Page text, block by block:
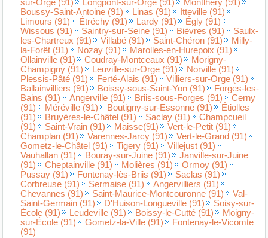
sur-Orge (91)
Longpont-sur-Orge (91)
Montlhéry (91)
Boussy-Saint-Antoine (91)
Linas (91)
Itteville (91)
Limours (91)
Étréchy (91) Lardy (91)
Égly (91)
Wissous (91)
Saintry-sur-Seine (91) Bièvres (91)
Saulx-
les-Chartreux (91)
Villabé (91) Saint-Chéron (91)
Milly-
la-Forêt (91)
Nozay (91)
Marolles-en-Hurepoix (91)
Ollainville (91)
Coudray-Montceaux (91)
Morigny-
Champigny (91)
Leuville-sur-Orge (91)
Norville (91)
Plessis-Pâté (91)
Ferté-Alais (91)
Villiers-sur-Orge (91)
Ballainvilliers (91)
Boissy-sous-Saint-Yon (91)
Forges-les-
Bains (91)
Angerville (91) Briis-sous-Forges (91)
Cerny
(91)
Méréville (91) Boutigny-sur-Essonne (91)
Étiolles
(91)
Bruyères-le-Châtel (91) Saclay (91)
Champcueil
(91)
Saint-Vrain (91) Maisse(91)
Vert-le-Petit (91)
Champlan (91)
Varennes-Jarcy (91)
Vert-le-Grand (91)
Gometz-le-Châtel (91)
Tigery (91)
Villejust (91)
Vauhallan (91)
Bouray-sur-Juine (91)
Janville-sur-Juine
(91)
Cheptainville (91) Molières (91)
Ormoy (91)
Pussay (91)
Fontenay-lès-Briis (91)
Saclas (91)
Corbreuse (91)
Sermaise (91)
Angervilliers (91)
Chevannes (91)
Saint-Maurice-Montcouronne (91)
Val-
Saint-Germain (91)
D'Huison-Longueville (91)
Soisy-sur-
École (91)
Leudeville (91) Boissy-le-Cutté (91)
Moigny-
sur-École (91)
Gometz-la-Ville (91)
Fontenay-le-Vicomte
(91)